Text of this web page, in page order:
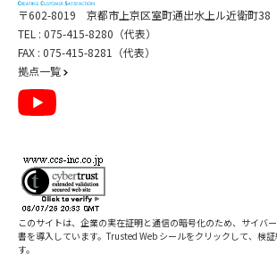
〒602-8019 京都市上京区室町通出水上ル近衛町38
TEL : 075-415-8280（代表）
FAX : 075-415-8281（代表）
拠点一覧
このサイトは、企業の実在証明と通信の暗号化のため、サイバ
書を導入しています。Trusted Web シールをクリックして、検
す。